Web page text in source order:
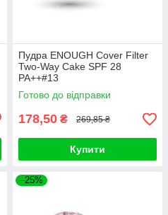
Пудра ENOUGH Cover Filter
Two-Way Cake SPF 28
PA++#13
Готово до відправки
178,50 ₴ 269,85 ₴
Купити
–25%